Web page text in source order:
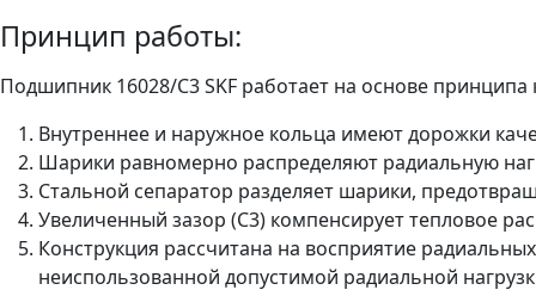
Принцип работы:
Подшипник 16028/C3 SKF работает на основе принципа
Внутреннее и наружное кольца имеют дорожки
Шарики равномерно распределяют радиальную
Стальной сепаратор разделяет шарики,
Увеличенный зазор (C3) компенсирует тепловое
Конструкция рассчитана на восприятие
неиспользованной допустимой радиальной